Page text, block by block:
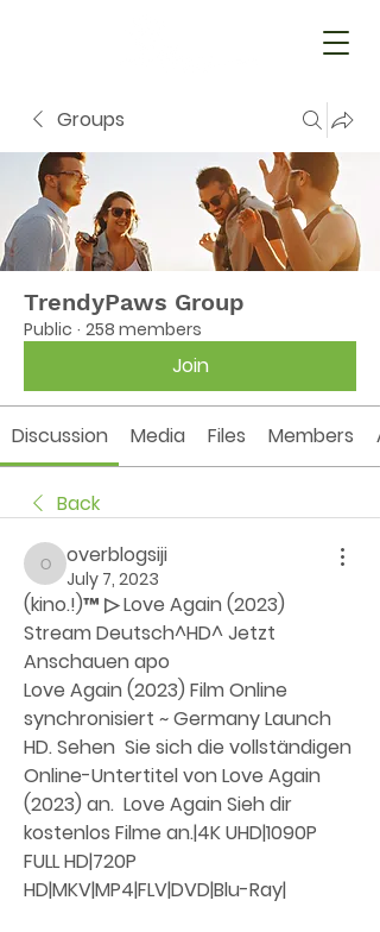
Groups
TrendyPaws Group
Public · 258 members
Join
Discussion Media Files Members
Back
overblogsiji
overblogsiji
July 7, 2023
(kino.!)™ ▷ Love Again (2023)
Stream Deutsch^HD^ Jetzt
Anschauen apo
Love Again (2023) Film Online
synchronisiert ~ Germany Launch
HD. Sehen  Sie sich die vollständigen
Online-Untertitel von Love Again
(2023) an.  Love Again Sieh dir
kostenlos Filme an.|4K UHD|1090P
FULL HD|720P
HD|MKV|MP4|FLV|DVD|Blu-Ray|